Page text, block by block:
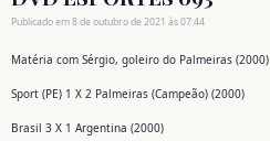
Publicado em 8 de outubro de 2021 às 07:44
Matéria com Sérgio, goleiro do Palmeiras (2000)
Sport (PE) 1 X 2 Palmeiras (Campeão) (2000)
Brasil 3 X 1 Argentina (2000)